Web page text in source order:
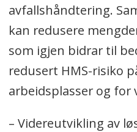
avfallshåndtering.
kan redusere
som igjen bidrar til
redusert HMS-risiko
arbeidsplasser og for
– Videreutvikling av